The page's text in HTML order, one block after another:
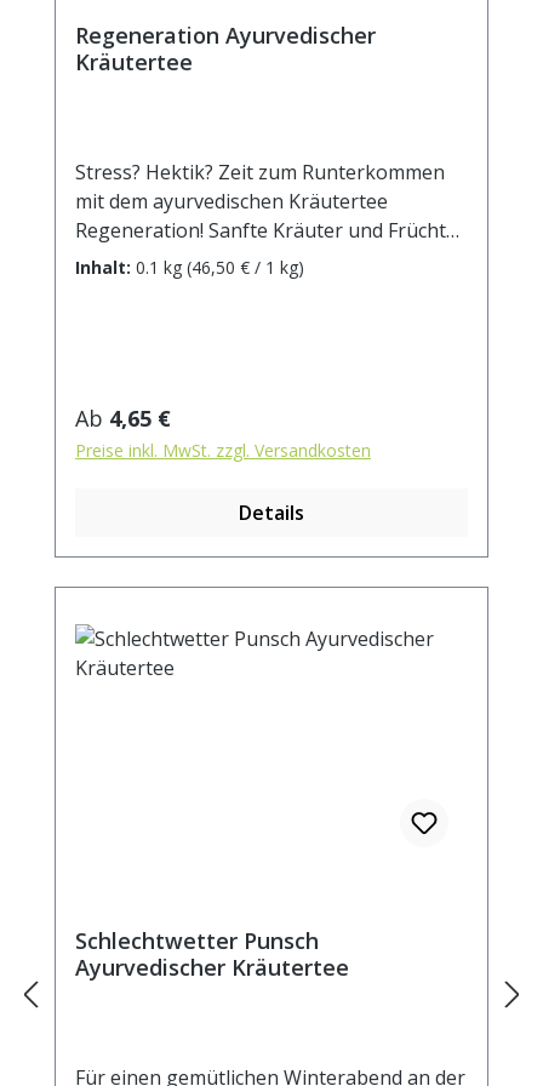
Regeneration Ayurvedischer
Kräutertee
Stress? Hektik? Zeit zum Runterkommen
mit dem ayurvedischen Kräutertee
Regeneration! Sanfte Kräuter und Früchte
wie Apfel, Kamille, Lemongras,
und Cardamom. Beruhigt und baut wieder
auf, wenn Körper und Seele nach Erholung
lechzen. Zutaten: Apfelstücke,
Zichorienwurzel geröstet, Lemongras
(10%), Himbeerblätter, Zimtrinde, Fenchel,
Zubereitung: ca. 15g Tee mit 1 Liter
kochendem Wasser aufgiessen. Ziehzeit:
Inhalt: 0.1 kg (46,50 € / 1 kg)
Regulärer Preis:
Ab 4,65 €
Preise inkl. MwSt. zzgl. Versandkosten
Details
Schlechtwetter Punsch
Ayurvedischer Kräutertee
Für einen gemütlichen Winterabend an der